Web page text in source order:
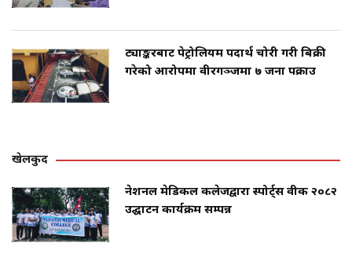
ट्याङ्करबाट पेट्रोलियम पदार्थ चोरी गरी बिक्री
गरेको आरोपमा वीरगञ्जमा ७ जना पक्राउ
खेलकुद
नेशनल मेडिकल कलेजद्वारा स्पोर्ट्स वीक २०८२
उद्घाटन कार्यक्रम सम्पन्न